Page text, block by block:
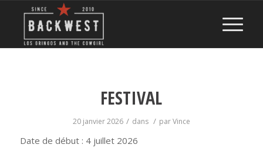
FESTIVAL
20 janvier 2026 / dans / parVince
Date de début : 4 juillet 2026